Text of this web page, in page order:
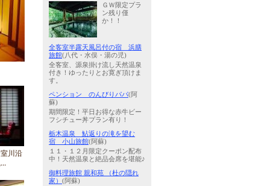
川沿
ＧＷ限定プラ
ン残り僅
か！！
全客室半露天風呂付の宿 浜膳
旅館(八代・水俣・湯の児)
全客室、源泉掛け流し天然温泉
付き！ゆったりとお寛ぎ頂けま
す。
ペンション のんびりパパ(阿
蘇)
期間限定！平日お得な赤牛ビー
フシチュー丼プラン有り！
栃木温泉 鮎返りの滝を望む
宿 小山旅館(阿蘇)
１１・１２月限定クーポン配布
中！天然温泉と絶品会席を堪能♪
御料理旅館 親和苑 （杜の隠れ
家） (阿蘇)